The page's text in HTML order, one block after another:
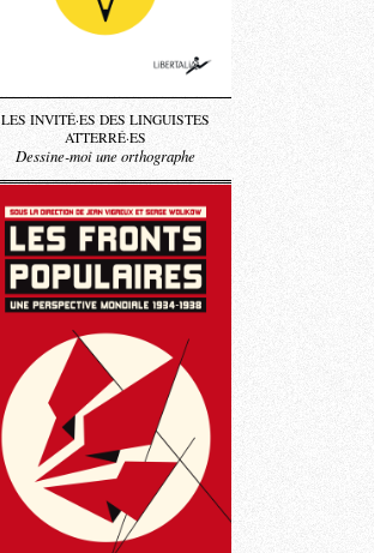
LES INVITÉ·ES DES LINGUISTES
ATTERRÉ·ES
Dessine-moi une orthographe